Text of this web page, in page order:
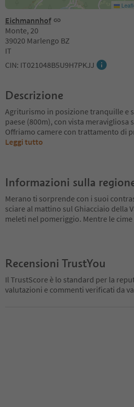
Eichmannhof
Monte, 20
39020 Marlengo BZ
IT
CIN: IT021048B5U9H7PKJJ
Descrizione
Agriturismo in posizione tranquille e
paese (800m), con vista meravigliosa
Offriamo camere con trattamento di
Leggi tutto
Informazioni sulla
Merano ti sorprende con i suoi
sciare al mattino sul Ghiacciaio della
meleti nel pomeriggio. Mentre le cime
Recensioni TrustYou
Il TrustScore è lo standard per la
valutazioni e commenti verificati da